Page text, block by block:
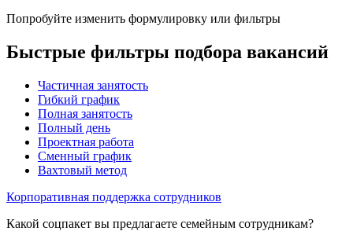
Попробуйте изменить формулировку или фильтры
Быстрые фильтры подбора вакансий
Частичная занятость
Гибкий график
Полная занятость
Полный день
Проектная работа
Сменный график
Вахтовый метод
Корпоративная поддержка сотрудников
Какой соцпакет вы предлагаете семейным сотрудникам?